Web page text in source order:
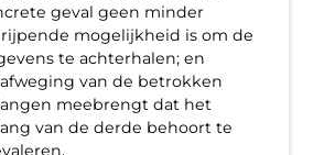
geval geen minder
mogelijkheid is om de
te achterhalen; en
van de betrokken
meebrengt dat het
van de derde behoort te